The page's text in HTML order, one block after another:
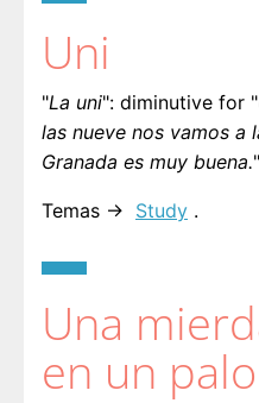
Uni
"La uni": diminutive for "
las nueve nos vamos a
Granada es muy buena."
Temas → Study .
Una
en un palo